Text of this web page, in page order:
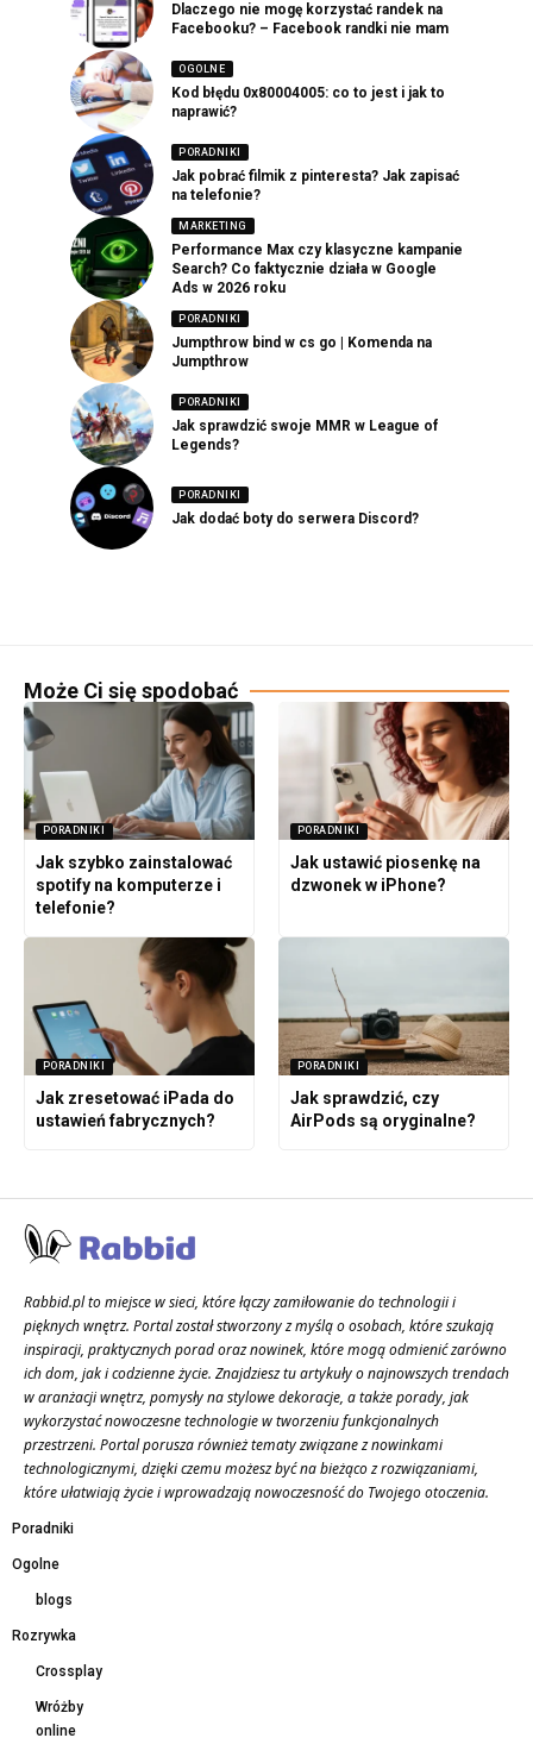
Dlaczego nie mogę korzystać randek na
Facebooku? – Facebook randki nie mam
OGOLNE
Kod błędu 0x80004005: co to jest i jak to
naprawić?
PORADNIKI
Jak pobrać filmik z pinteresta? Jak zapisać
na telefonie?
MARKETING
Performance Max czy klasyczne kampanie
Search? Co faktycznie działa w Google
Ads w 2026 roku
PORADNIKI
Jumpthrow bind w cs go | Komenda na
Jumpthrow
PORADNIKI
Jak sprawdzić swoje MMR w League of
Legends?
PORADNIKI
Jak dodać boty do serwera Discord?
Może Ci się spodobać
PORADNIKI
Jak szybko zainstalować
spotify na komputerze i
telefonie?
PORADNIKI
Jak ustawić piosenkę na
dzwonek w iPhone?
PORADNIKI
Jak zresetować iPada do
ustawień fabrycznych?
PORADNIKI
Jak sprawdzić, czy
AirPods są oryginalne?
Rabbid.pl to miejsce w sieci, które łączy zamiłowanie do technologii i
pięknych wnętrz. Portal został stworzony z myślą o osobach, które szukają
inspiracji, praktycznych porad oraz nowinek, które mogą odmienić zarówno
ich dom, jak i codzienne życie. Znajdziesz tu artykuły o najnowszych trendach
w aranżacji wnętrz, pomysły na stylowe dekoracje, a także porady, jak
wykorzystać nowoczesne technologie w tworzeniu funkcjonalnych
przestrzeni. Portal porusza również tematy związane z nowinkami
technologicznymi, dzięki czemu możesz być na bieżąco z rozwiązaniami,
które ułatwiają życie i wprowadzają nowoczesność do Twojego otoczenia.
Poradniki
Ogolne
blogs
Rozrywka
Crossplay
Wróżby
online